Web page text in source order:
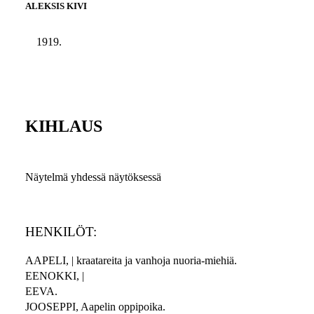
ALEKSIS KIVI
1919.
KIHLAUS
Näytelmä yhdessä näytöksessä
HENKILÖT:
AAPELI, | kraatareita ja vanhoja nuoria-miehiä.
EENOKKI, |
EEVA.
JOOSEPPI, Aapelin oppipoika.